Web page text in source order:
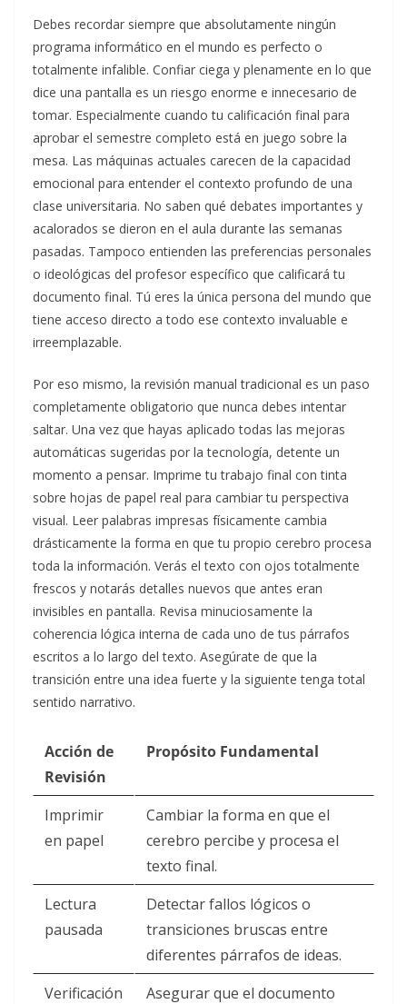
Debes recordar siempre que absolutamente ningún
programa informático en el mundo es perfecto o
totalmente infalible. Confiar ciega y plenamente en lo que
dice una pantalla es un riesgo enorme e innecesario de
tomar. Especialmente cuando tu calificación final para
aprobar el semestre completo está en juego sobre la
mesa. Las máquinas actuales carecen de la capacidad
emocional para entender el contexto profundo de una
clase universitaria. No saben qué debates importantes y
acalorados se dieron en el aula durante las semanas
pasadas. Tampoco entienden las preferencias personales
o ideológicas del profesor específico que calificará tu
documento final. Tú eres la única persona del mundo que
tiene acceso directo a todo ese contexto invaluable e
irreemplazable.
Por eso mismo, la revisión manual tradicional es un paso
completamente obligatorio que nunca debes intentar
saltar. Una vez que hayas aplicado todas las mejoras
automáticas sugeridas por la tecnología, detente un
momento a pensar. Imprime tu trabajo final con tinta
sobre hojas de papel real para cambiar tu perspectiva
visual. Leer palabras impresas físicamente cambia
drásticamente la forma en que tu propio cerebro procesa
toda la información. Verás el texto con ojos totalmente
frescos y notarás detalles nuevos que antes eran
invisibles en pantalla. Revisa minuciosamente la
coherencia lógica interna de cada uno de tus párrafos
escritos a lo largo del texto. Asegúrate de que la
transición entre una idea fuerte y la siguiente tenga total
sentido narrativo.
Acción de
Revisión
Propósito Fundamental
Imprimir
en papel
Cambiar la forma en que el
cerebro percibe y procesa el
texto final.
Lectura
pausada
Detectar fallos lógicos o
transiciones bruscas entre
diferentes párrafos de ideas.
Verificación
Asegurar que el documento